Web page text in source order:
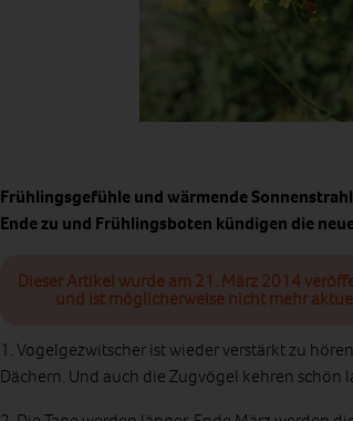
Frühlingsgefühle und wärmende
Ende zu und Frühlingsboten kündigen die
Dieser Artikel wurde am 21. März 2014
und ist möglicherweise nicht mehr
1. Vogelgezwitscher ist wieder verstärkt zu
Dächern. Und auch die Zugvögel kehren schön